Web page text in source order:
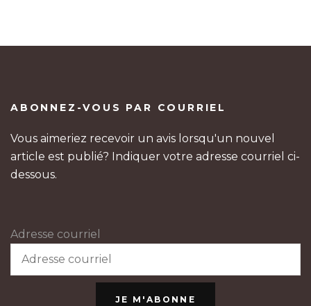
ABONNEZ-VOUS PAR COURRIEL
Vous aimeriez recevoir un avis lorsqu'un nouvel
article est publié? Indiquer votre adresse courriel ci-
dessous.
Adresse courriel
JE M'ABONNE